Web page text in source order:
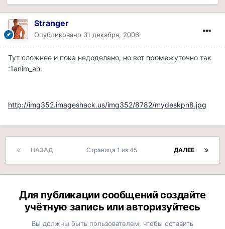
Stranger
Опубликовано 31 декабря, 2006
Тут сложнее и пока недоделано, но вот промежуточно так
:1anim_ah:
http://img352.imageshack.us/img352/8782/mydeskpn8.jpg
НАЗАД ДАЛЕЕ
Страница 1 из 45
Для публикации сообщений создайте
учётную запись или авторизуйтесь
Вы должны быть пользователем, чтобы оставить